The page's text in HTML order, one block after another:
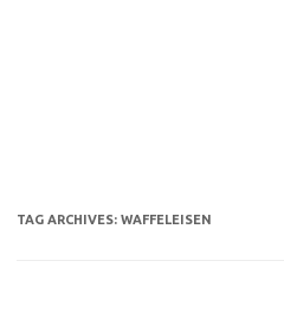
TAG ARCHIVES: WAFFELEISEN